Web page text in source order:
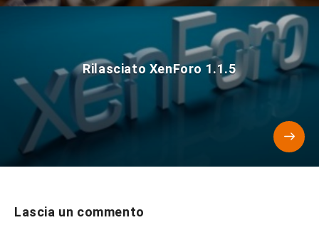
Rilasciato XenForo 1.1.5
Lascia un commento